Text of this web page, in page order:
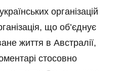
організацій
що об’єднує
життя в Австралії,
стосовно